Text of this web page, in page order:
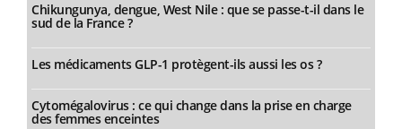
Chikungunya, dengue, West Nile : que se passe-t-il dans le
sud de la France ?
Les médicaments GLP-1 protègent-ils aussi les os ?
Cytomégalovirus : ce qui change dans la prise en charge
des femmes enceintes